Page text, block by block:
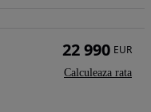
22 990 EUR
Calculeaza rata